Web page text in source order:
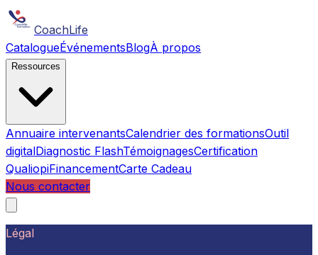
CoachLife
CatalogueÉvénementsBlogÀ propos
Ressources
Annuaire intervenantsCalendrier des formationsOutil
digitalDiagnostic FlashTémoignagesCertification
QualiopiFinancementCarte Cadeau
Nous contacter
Légal